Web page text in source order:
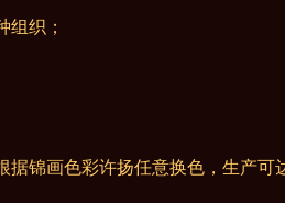
组织；
锦画色彩许扬任意换色，生产可